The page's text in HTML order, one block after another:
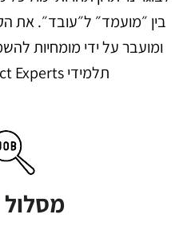
ומועבר על ידי מומחיות
תלמידי Product Experts בחינם!
מסלול